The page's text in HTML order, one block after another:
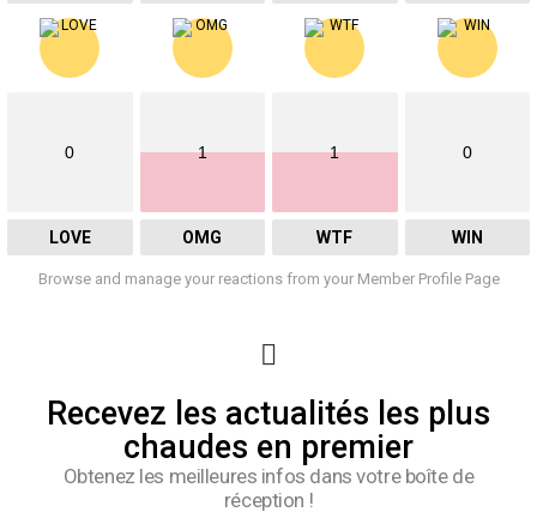
0
LOVE
1
OMG
1
WTF
0
WIN
Browse and manage your reactions from your Member Profile Page
Newsletter
Recevez les actualités les plus
chaudes en premier
Obtenez les meilleures infos dans votre boîte de
réception !